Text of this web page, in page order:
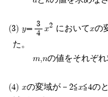
y=
3
4
x2においてxの
た。
m,nの値をそれぞれ
xの変域が－2≦x≦4の